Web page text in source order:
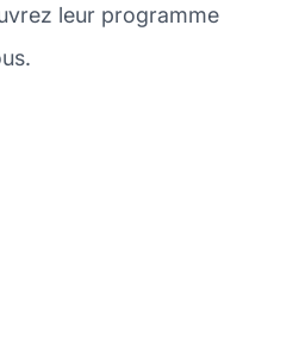
leur programme